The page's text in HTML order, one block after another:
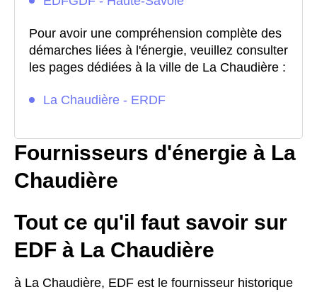
Pour avoir une compréhension complète des
démarches liées à l'énergie, veuillez consulter
les pages dédiées à la ville de La Chaudière :
La Chaudière - ERDF
Fournisseurs d'énergie à La
Chaudière
Tout ce qu'il faut savoir sur
EDF à La Chaudière
à La Chaudière, EDF est le fournisseur historique